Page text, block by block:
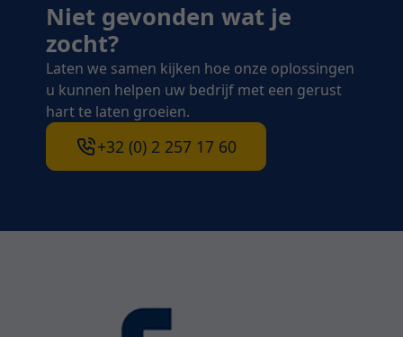
Niet gevonden wat je
zocht?
Laten we samen kijken hoe onze oplossingen
u kunnen helpen uw bedrijf met een gerust
hart te laten groeien.
+32 (0) 2 257 17 60